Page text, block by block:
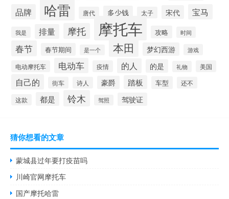
品牌 哈雷 唐代 多少钱 太子 宋代 宝马
我是 排量 摩托 摩托车 攻略 时间
春节 春节期间 是一个 本田 梦幻西游 游戏
电动摩托车 电动车 疫情 的人 的是 礼物 美国
自己的 街车 诗人 豪爵 踏板 车型 还不
这款 都是 铃木 驾照 驾驶证
猜你想看的文章
蒙城县过年要打疫苗吗
川崎官网摩托车
国产摩托哈雷